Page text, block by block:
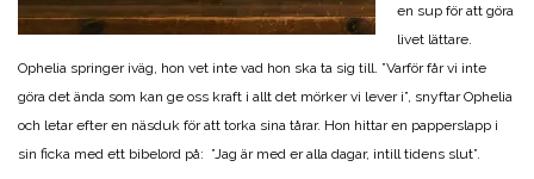
en sup för att göra
livet lättare.
Ophelia springer iväg, hon vet inte vad hon ska ta sig till. ”Varför får vi inte
göra det ända som kan ge oss kraft i allt det mörker vi lever i”, snyftar Ophelia
och letar efter en näsduk för att torka sina tårar. Hon hittar en papperslapp i
sin ficka med ett bibelord på: ”Jag är med er alla dagar, intill tidens slut”.